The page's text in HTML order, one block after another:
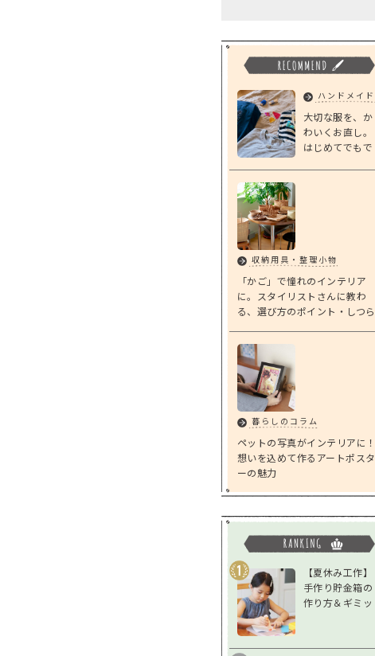
ハンドメイド
大切な服を、か
わいくお直し。
はじめてでもで
収納用具・整理小物
「かご」で憧れのインテリア
に。スタイリストさんに教わ
る、選び方のポイント・しつら
暮らしのコラム
ペットの写真がインテリアに！
想いを込めて作るアートポスタ
ーの魅力
【夏休み工作】
手作り貯金箱の
作り方＆ギミッ
応